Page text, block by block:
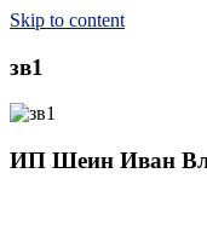
Skip to content
зв1
ИП Шеин Иван